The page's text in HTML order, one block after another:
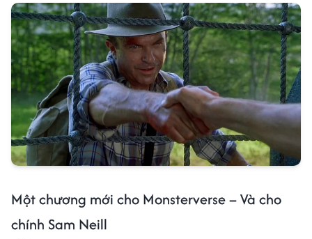
Một chương mới cho Monsterverse – Và cho
chính Sam Neill